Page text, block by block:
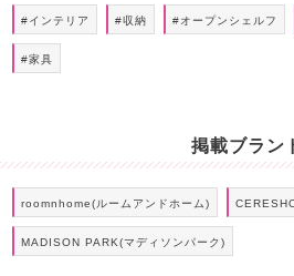
#インテリア #収納 #オープンシェルフ
#家具
掲載ブラン
roomnhome(ルームアンドホーム)
MADISON PARK(マディソンパーク)